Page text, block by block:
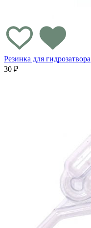
Резинка для гидрозатвора
30 ₽